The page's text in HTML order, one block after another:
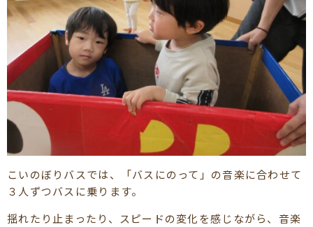
こいのぼりバスでは、「バスにのって」の音楽に合わせて
３人ずつバスに乗ります。
揺れたり止まったり、スピードの変化を感じながら、音楽